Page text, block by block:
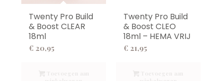
Twenty Pro Build
& Boost CLEAR
18ml
€ 20,95
Twenty Pro Build
& Boost CLEO
18ml – HEMA VRIJ
€ 21,95